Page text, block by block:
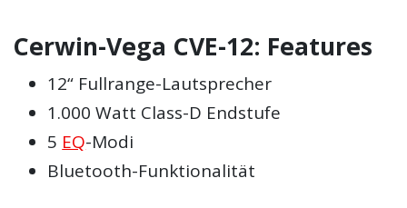
Cerwin-Vega CVE-12: Features
12“ Fullrange-Lautsprecher
1.000 Watt Class-D Endstufe
5 EQ-Modi
Bluetooth-Funktionalität